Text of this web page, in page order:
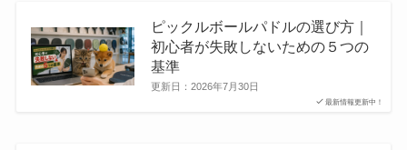
最新情報更新中！
ピックルボールパドルの選び方｜
初心者が失敗しないための５つの
基準
更新日： 2026年7月30日